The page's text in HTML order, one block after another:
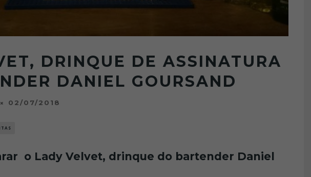
DRINQUE DE ASSINATURA
DANIEL GOURSAND
02/07/2018
o Lady Velvet, drinque do bartender Daniel